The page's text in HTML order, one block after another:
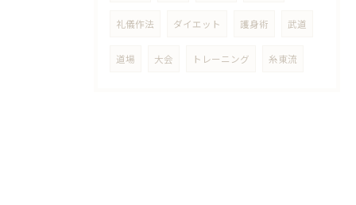
礼儀作法 ダイエット 護身術 武道
道場 大会 トレーニング 糸東流